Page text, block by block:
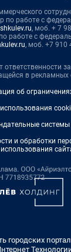
работе с
, моб. + 7
работе с
, моб. +7 910
ответственности
в рекламных
об
системы
и обработки
городских